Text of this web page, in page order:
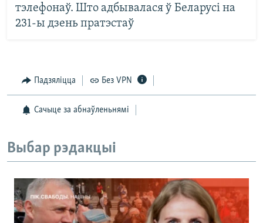
тэлефонаў. Што адбывалася ў Беларусі на
231-ы дзень пратэстаў
Падзяліцца Без VPN
Сачыце за абнаўленьнямі
Выбар рэдакцыі